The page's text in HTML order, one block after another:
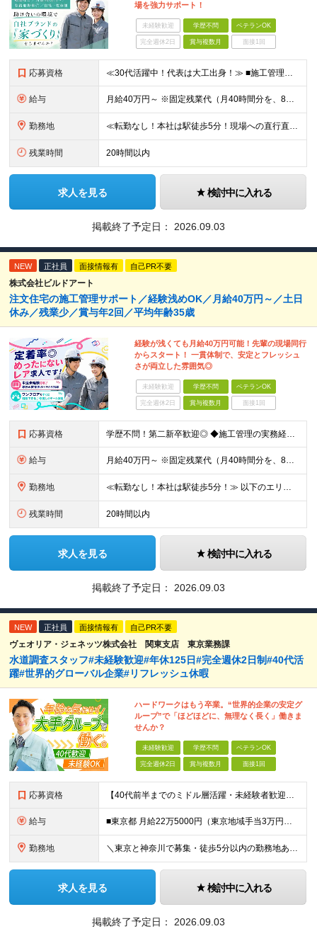
場を強力サポート！
未経験歓迎 学歴不問 ベテランOK
完全週休2日 賞与複数月 面接1回
応募資格 ≪30代活躍中！代表は大工出身！≫ ■施工管理の実務経験がある方／木造施工管理経験者歓迎◎ ★S造・RC造（マンションや店舗）の経験のみでもOK！木造のノウハウは入社後にしっかり教えます！ ■学歴不問
給与 月給40万円～ ※固定残業代（月40時間分を、8万3000円～）を含む。上記を超える時間外労働分は追加で支給します ※試用期間6ヶ月（期間中の待遇・条件は変わりません） ★年間180棟の安定した
勤務地 ≪転勤なし！本社は駅徒歩5分！現場への直行直帰もあり◎≫ 以下のエリアの現場をお任せします。 ■東京都 │23区（新宿・渋谷・港・世田谷・目黒・大田・杉並・中野・練馬・品川） │多摩エリア（町田・
残業時間 20時間以内
求人を見る 検討中に入れる
掲載終了予定日： 2026.09.03
NEW 正社員 面接情報有 自己PR不要
株式会社ビルドアート
注文住宅の施工管理サポート／経験浅めOK／月給40万円～／土日
休み／残業少／賞与年2回／平均年齢35歳
経験が浅くても月給40万円可能！先輩の現場同行
からスタート！ 一貫体制で、安定とフレッシュ
さが両立した雰囲気◎
未経験歓迎 学歴不問 ベテランOK
完全週休2日 賞与複数月 面接1回
応募資格 学歴不問！第二新卒歓迎◎ ◆施工管理の実務経験がある方／木造施工管理経験者歓迎◎ ★無資格OK・資格取得支援あり ◆普通自動車運転免許（AT限定可） ～このような方がご活躍いただけます～ ◇上流
給与 月給40万円～ ※固定残業代（月40時間分を、8万3000円～）を含む。 上記を超える時間外労働分は追加で支給します ※試用期間6ヶ月（期間中の待遇・条件は変わりません） ★年間180棟の安定し
勤務地 ≪転勤なし！本社は駅徒歩5分！≫ 以下のエリアの現場をお任せします。 ■東京都 │23区（新宿・渋谷・港・世田谷・目黒・大田・杉並・中野・練馬・品川） │多摩エリア（町田・八王子・吉祥寺・立川・調
残業時間 20時間以内
求人を見る 検討中に入れる
掲載終了予定日： 2026.09.03
NEW 正社員 面接情報有 自己PR不要
ヴェオリア・ジェネッツ株式会社 関東支店 東京業務課
水道調査スタッフ#未経験歓迎#年休125日#完全週休2日制#40代活
躍#世界的グローバル企業#リフレッシュ休暇
ハードワークはもう卒業。“世界的企業の安定グ
ループ”で「ほどほどに、無理なく長く」働きま
せんか？
未経験歓迎 学歴不問 ベテランOK
完全週休2日 賞与複数月 面接1回
応募資格 【40代前半までのミドル層活躍・未経験者歓迎】 ●高卒以上 ●要普通自動車免許（AT限定可） ※特別な知識や経験は一切不要です！ ＜こんな方を歓迎します＞ ・安定した企業で、定年まで長く働き続けたい
給与 ■東京都 月給22万5000円（東京地域手当3万円含）～25万円＋残業代全額支給＋各種手当 ■神奈川県 月給19万5000円～24万円＋残業代全額支給＋各種手当 ※年齢・経験を考慮し決定 ※試用期
勤務地 ＼東京と神奈川で募集・徒歩5分以内の勤務地あり／ ■根岸事務所 東京都台東区根岸5-6-14 根岸5光ビル ■阿佐ヶ谷事務所 東京都杉並区成田東4-38-25 ■大橋事務所 東京都目黒区大橋2-8-1
求人を見る 検討中に入れる
掲載終了予定日： 2026.09.03